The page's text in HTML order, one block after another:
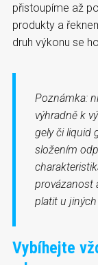
přistoupíme až
produkty a
druh výkonu se
Poznámka:
výhradně k
gely či liquid
složením
provázanost
platit u jiných
Vybíhejte